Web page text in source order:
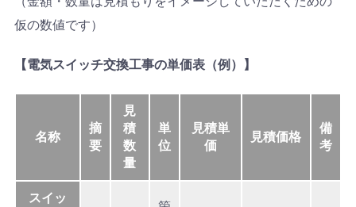
仮の数値です）
【電気スイッチ交換工事の単価表（例）】
名称
摘
要
見
積
数
量
単
位
見積単
価
見積価格
備
考
スイッ